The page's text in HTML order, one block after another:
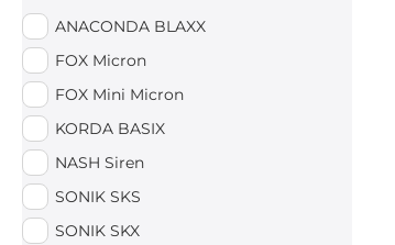
Carp Pro
D.A.M.
Delkim
Saenger
ANACONDA BLAXX
FOX Micron
FOX Mini Micron
KORDA BASIX
NASH Siren
SONIK SKS
SONIK SKX